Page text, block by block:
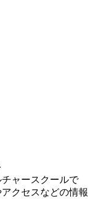
ャースクールで
クセスなどの情報